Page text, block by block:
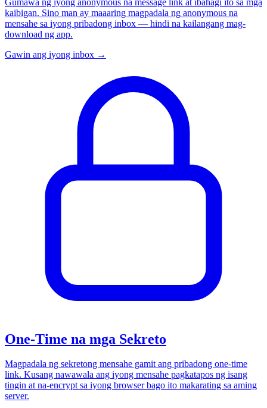
kaibigan. Sino man ay maaaring magpadala ng anonymous na
mensahe sa iyong pribadong inbox — hindi na kailangang mag-
download ng app.
Gawin ang iyong inbox →
One-Time na mga Sekreto
Magpadala ng sekretong mensahe gamit ang pribadong one-time
link. Kusang nawawala ang iyong mensahe pagkatapos ng isang
tingin at na-encrypt sa iyong browser bago ito makarating sa aming
server.